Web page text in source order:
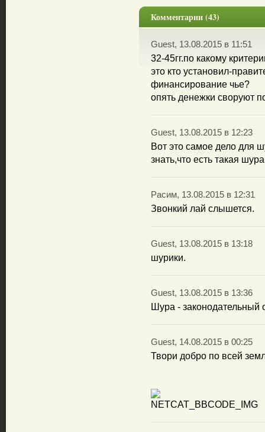
Комментарии (43)
Guest, 13.08.2015 в 11:51
32-45гг.по какому
это кто установил-
финансирование чье?
опять денежки своруют
Guest, 13.08.2015 в 12:23
Вот это самое дело для
знать,что есть такая
Расим, 13.08.2015 в 12:31
Звонкий лай слышется.
Guest, 13.08.2015 в 13:18
шурики.
Guest, 13.08.2015 в 13:36
Шура - законодательный
Guest, 14.08.2015 в 00:25
Твори добро по всей